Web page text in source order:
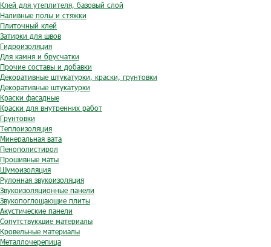
Клей для утеплителя, базовый слой
Наливные полы и стяжки
Плиточный клей
Затирки для швов
Гидроизоляция
Для камня и брусчатки
Прочие составы и добавки
Декоративные штукатурки, краски, грунтовки
Декоративные штукатурки
Краски фасадные
Краски для внутренних работ
Грунтовки
Теплоизоляция
Минеральная вата
Пенополистирол
Прошивные маты
Шумоизоляция
Рулонная звукоизоляция
Звукоизоляционные панели
Звукопоглощающие плиты
Акустические панели
Сопутствующие материалы
Кровельные материалы
Металлочерепица